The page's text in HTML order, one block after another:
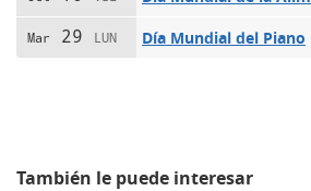
Mar 29 LUN Día Mundial del Piano
También le puede interesar